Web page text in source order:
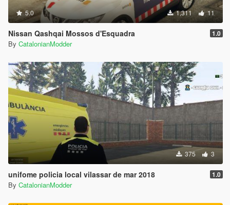
5.0 1,311 11
Nissan Qashqai Mossos d'Esquadra 1.0
By CatalonianModder
375 3
unifome policia local vilassar de mar 2018 1.0
By CatalonianModder